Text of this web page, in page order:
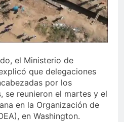
de bancas deportivas
posición sobre
de Ley General de
de Azar
Ago
el Ministerio de
que delegaciones
por los
se reunieron el martes y el
en la Organización de
en Washington.